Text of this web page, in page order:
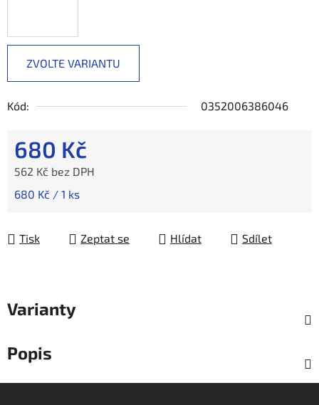
ZVOLTE VARIANTU
Kód: 0352006386046
680 Kč
562 Kč bez DPH
Měrná cena:
680 Kč / 1 ks
Tisk Zeptat se Hlídat Sdílet
Varianty
Popis